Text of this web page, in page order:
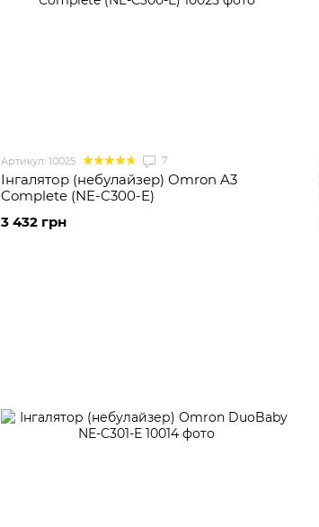
Артикул: 10025 7
Інгалятор (небулайзер) Omron A3
Complete (NE-C300-E)
3 432 грн